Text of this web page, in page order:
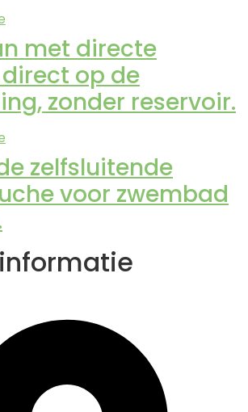
met directe
op de
zonder reservoir.
zelfsluitende
voor zwembad